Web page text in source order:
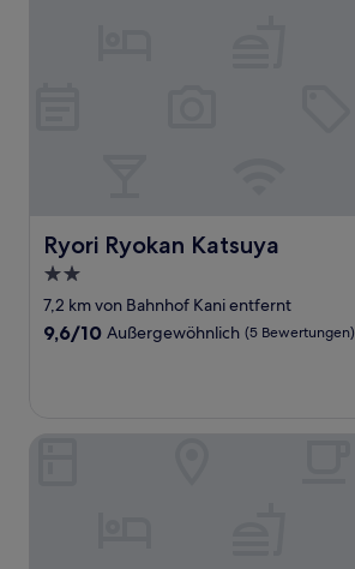
Ryori Ryokan Katsuya
Ryori Ryokan Katsuya
2.0-
Sterne-
Unterkunft
7,2 km von Bahnhof Kani entfernt
9.6
Bewertungen)
9,6/10 Außergewöhnlich (5 Bewertungen)